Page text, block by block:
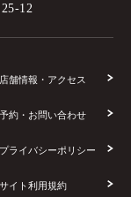
12
店舗情報・アクセス
予約・お問い合わせ
プライバシーポリシー
サイト利用規約